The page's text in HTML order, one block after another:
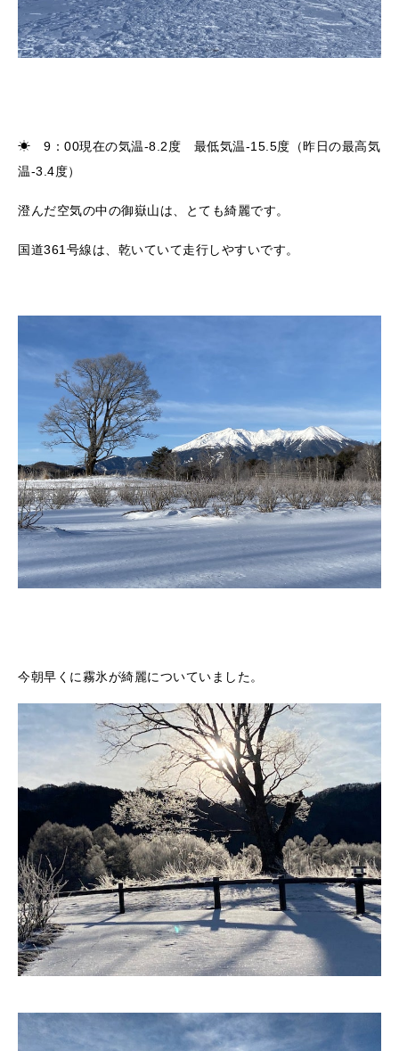
☀ 9：00現在の気温-8.2度 最低気温-15.5度（昨日の最高気
温-3.4度）
澄んだ空気の中の御嶽山は、とても綺麗です。
国道361号線は、乾いていて走行しやすいです。
今朝早くに霧氷が綺麗についていました。